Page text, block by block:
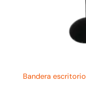
Bandera escritorio